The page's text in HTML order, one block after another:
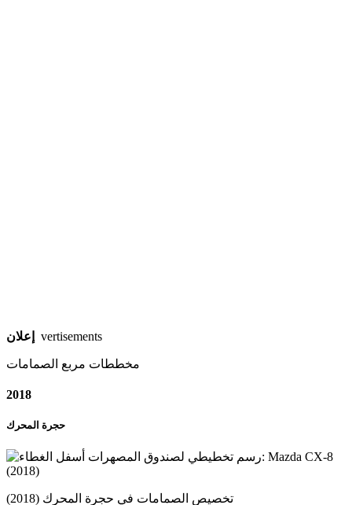
إعلان vertisements
مخططات مربع الصمامات
2018
حجرة المحرك
تخصيص الصمامات في حجرة المحرك (2018)